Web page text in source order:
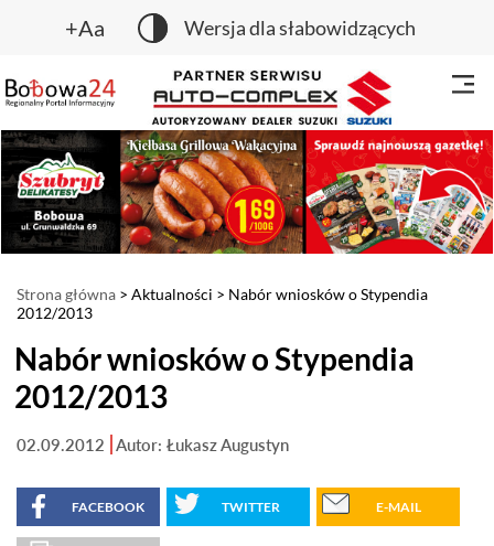
+Aa Wersja dla słabowidzących
Strona główna > Aktualności > Nabór wniosków o Stypendia
2012/2013
Nabór wniosków o Stypendia
2012/2013
02.09.2012 Autor: Łukasz Augustyn
FACEBOOK TWITTER E-MAIL